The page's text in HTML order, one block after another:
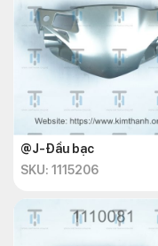
@J-Đầu bạc
SKU: 1115206